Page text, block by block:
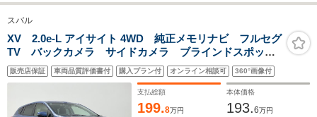
スバル
XV 2.0e-L アイサイト 4WD 純正メモリナビ フルセグ
TV バックカメラ サイドカメラ ブラインドスポット
モニター 純正ドライブレコーダー 純正AW付冬タイヤ
積込 ETC アイサイト 衝突軽減 シートヒーター
販売店保証 車両品質評価書付 購入プラン付 オンライン相談可 360°画像付
支払総額
199.8万円
本体価格
193.6万円